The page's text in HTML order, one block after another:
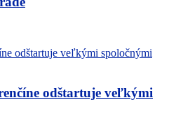
odštartuje veľkými